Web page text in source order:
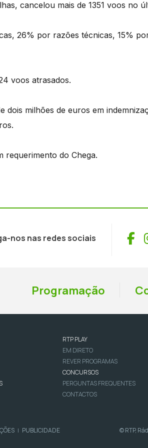
cancelou mais de 1351 voos no
26% por razões técnicas, 15%
voos atrasados.
dois milhões de euros em
requerimento do Chega.
nos nas redes sociais
Programação
RTP PLAY
EM DIRETO
REVER PROGRAMAS
CONCURSOS
PERGUNTAS FREQUENTES
CONTACTOS
| PUBLICIDADE © RTP,